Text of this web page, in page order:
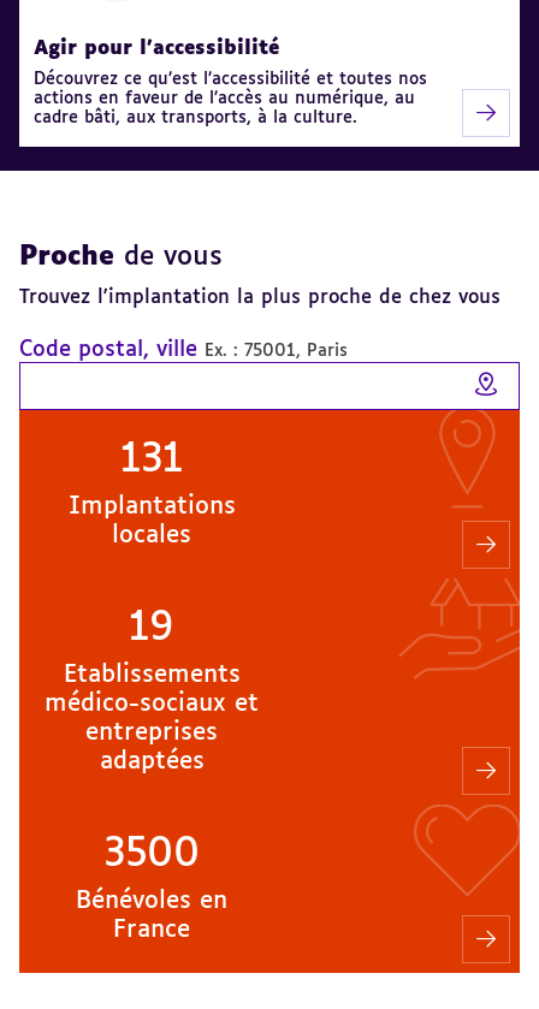
Agir pour l'accessibilité
Découvrez ce qu’est l’accessibilité et toutes nos
actions en faveur de l’accès au numérique, au
cadre bâti, aux transports, à la culture.
Proche de vous
Trouvez l'implantation la plus proche de chez vous
Code postal, ville Ex. : 75001, Paris
131
Implantations
locales
19
Etablissements
médico-sociaux et
entreprises
adaptées
3500
Bénévoles en
France